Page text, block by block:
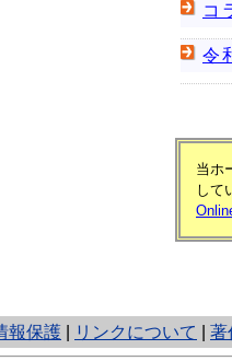
コ
令
当ホ
して
報保護
と
り
リンクについて 著